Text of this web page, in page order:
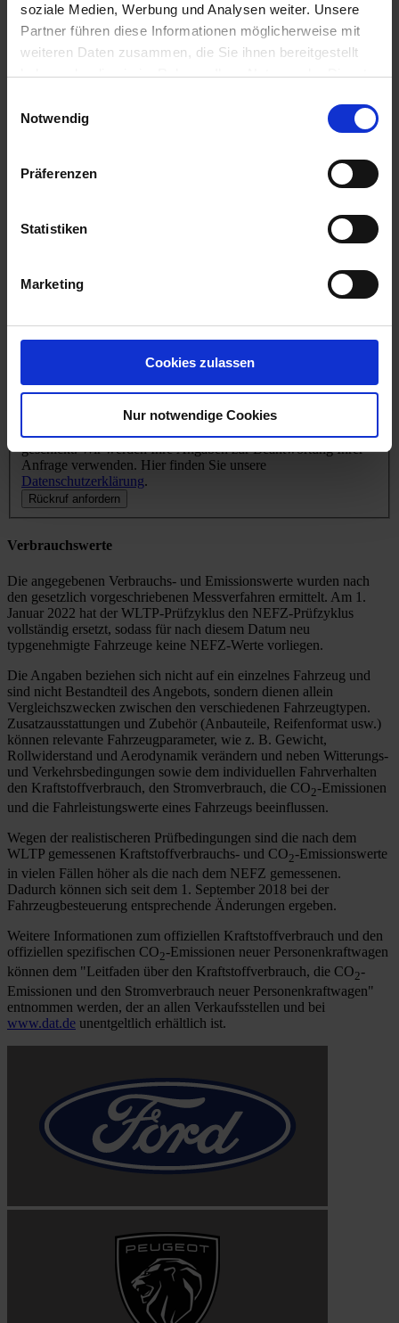
soziale Medien, Werbung und Analysen weiter. Unsere
Partner führen diese Informationen möglicherweise mit
weiteren Daten zusammen, die Sie ihnen bereitgestellt
haben oder die sie im Rahmen Ihrer Nutzung der Dienste
Notwendig
Präferenzen
Statistiken
Marketing
Cookies zulassen
Nur notwendige Cookies
Ergebnisse anzeigen
Wir rufen Sie zurück!
Telefon*
Ihre Anfrage wird verschlüsselt per https an unseren Server
geschickt. Wir werden Ihre Angaben zur Beantwortung Ihrer
Anfrage verwenden. Hier finden Sie unsere
Datenschutzerklärung.
Rückruf anfordern
Verbrauchswerte
Die angegebenen Verbrauchs- und Emissionswerte wurden nach
den gesetzlich vorgeschriebenen Messverfahren ermittelt. Am 1.
Januar 2022 hat der WLTP-Prüfzyklus den NEFZ-Prüfzyklus
vollständig ersetzt, sodass für nach diesem Datum neu
typgenehmigte Fahrzeuge keine NEFZ-Werte vorliegen.
Die Angaben beziehen sich nicht auf ein einzelnes Fahrzeug und
sind nicht Bestandteil des Angebots, sondern dienen allein
Vergleichszwecken zwischen den verschiedenen Fahrzeugtypen.
Zusatzausstattungen und Zubehör (Anbauteile, Reifenformat usw.)
können relevante Fahrzeugparameter, wie z. B. Gewicht,
Rollwiderstand und Aerodynamik verändern und neben Witterungs-
und Verkehrsbedingungen sowie dem individuellen Fahrverhalten
den Kraftstoffverbrauch, den Stromverbrauch, die CO2-Emissionen
und die Fahrleistungswerte eines Fahrzeugs beeinflussen.
Wegen der realistischeren Prüfbedingungen sind die nach dem
WLTP gemessenen Kraftstoffverbrauchs- und CO2-Emissionswerte
in vielen Fällen höher als die nach dem NEFZ gemessenen.
Dadurch können sich seit dem 1. September 2018 bei der
Fahrzeugbesteuerung entsprechende Änderungen ergeben.
Weitere Informationen zum offiziellen Kraftstoffverbrauch und den
offiziellen spezifischen CO2-Emissionen neuer Personenkraftwagen
können dem "Leitfaden über den Kraftstoffverbrauch, die CO2-
Emissionen und den Stromverbrauch neuer Personenkraftwagen"
entnommen werden, der an allen Verkaufsstellen und bei
www.dat.de unentgeltlich erhältlich ist.